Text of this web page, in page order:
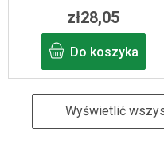
zł28,05
Do koszyka
Wyświetlić